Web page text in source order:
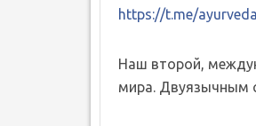
https://t.me/
Наш второй,
мира. Двуязычным